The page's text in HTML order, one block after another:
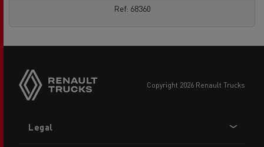
Ref: 68360
copyright 2026 Renault Trucks
menu
Legal